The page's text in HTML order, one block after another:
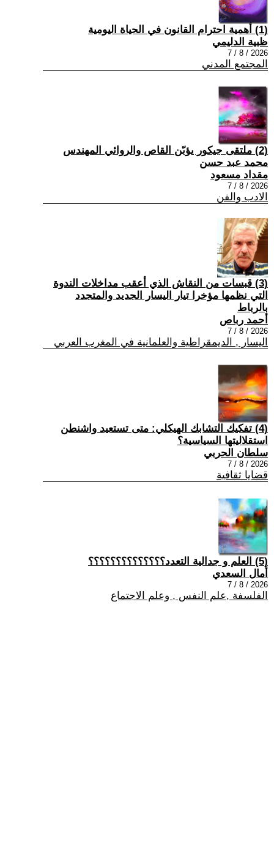
(1) أهمية احترام القانون في الحياة اليومية
ظبية الدليمي
2026 / 8 / 7
المجتمع المدني
(2) ملتقى جيكور يؤبّن القاص والروائي المهندس
محمد عبد حسن
مقداد مسعود
2026 / 8 / 7
الادب والفن
(3) قبسات من النقاش الذي أعقب مداخلات الندوة
التي نظمها مؤخرا تيار اليسار الجديد والمتجدد
بالرباط
أحمد رباص
2026 / 8 / 7
اليسار , الديمقراطية والعلمانية في المغرب العربي
(4) تفكيك التشابك الهيكلي: متى تستعيد واشنطن
استقلاليتها السياسية؟
سلطان الحربي
2026 / 8 / 7
قضايا ثقافية
(5) العلم و جدالية التعدد؟؟؟؟؟؟؟؟؟؟؟؟؟؟
أمال السعدي
2026 / 8 / 7
الفلسفة ,علم النفس , وعلم الاجتماع